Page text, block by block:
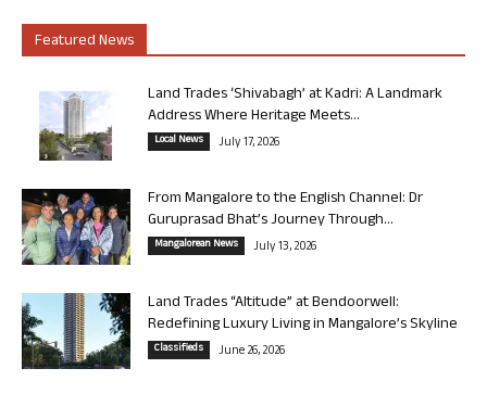
Featured News
Land Trades ‘Shivabagh’ at Kadri: A Landmark
Address Where Heritage Meets...
Local News July 17, 2026
From Mangalore to the English Channel: Dr
Guruprasad Bhat’s Journey Through...
Mangalorean News July 13, 2026
Land Trades “Altitude” at Bendoorwell:
Redefining Luxury Living in Mangalore’s Skyline
Classifieds June 26, 2026